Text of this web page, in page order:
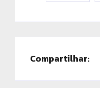
Compartilhar: